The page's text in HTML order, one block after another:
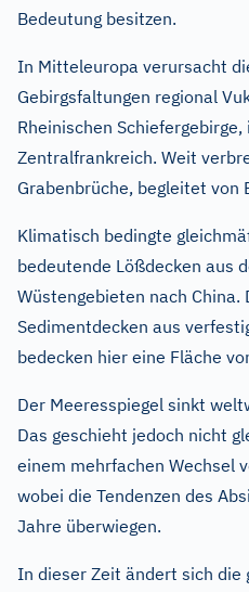
Bedeutung besitzen.
In Mitteleuropa verursacht
Gebirgsfaltungen regional
Rheinischen
Zentralfrankreich. Weit
Grabenbrüche, begleitet von
Klimatisch bedingte
bedeutende Lößdecken aus
Wüstengebieten nach China.
Sedimentdecken aus
bedecken hier eine Fläche
Der Meeresspiegel sinkt
Das geschieht jedoch nicht
einem mehrfachen Wechsel
wobei die Tendenzen des
Jahre überwiegen.
In dieser Zeit ändert sich die